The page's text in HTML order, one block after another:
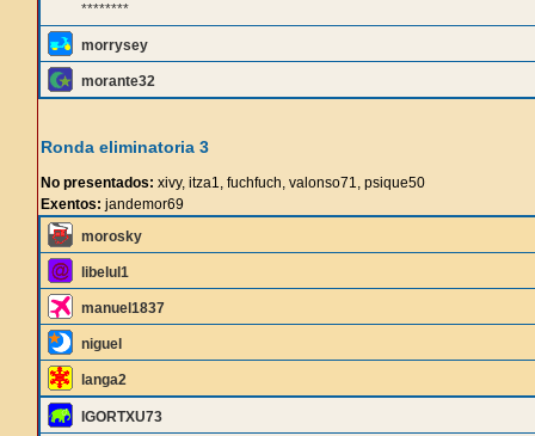
********
morrysey
morante32
Ronda eliminatoria 3
No presentados: xivy, itza1, fuchfuch, valonso71, psique50
Exentos: jandemor69
morosky
libelul1
manuel1837
niguel
langa2
IGORTXU73